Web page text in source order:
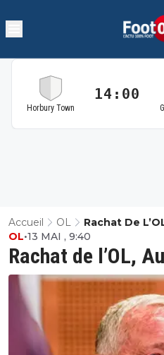
Horbury Town
14:00
Accueil OL Rachat De
Rachat de l’OL,
OL•13 MAI , 9:40